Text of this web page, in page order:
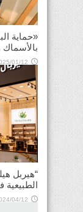
«حماية
بالأسماك
01/12
“هيربل
الطبيعية
04/12